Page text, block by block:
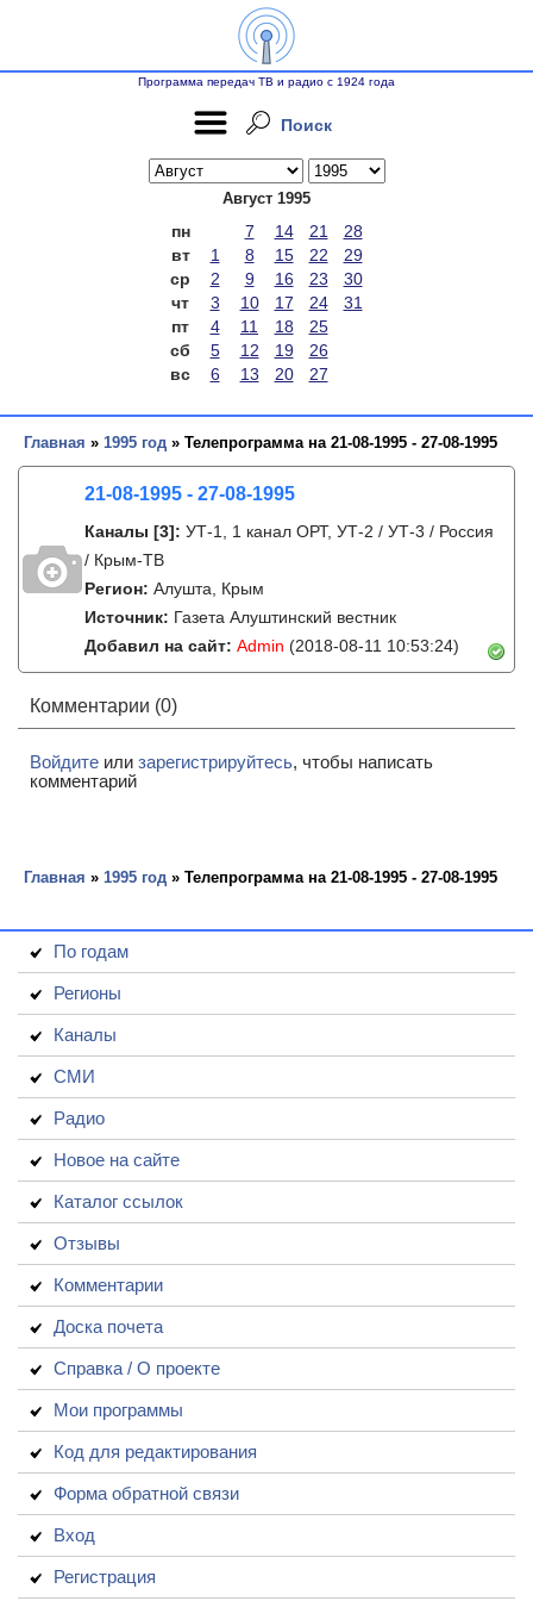
Программа передач ТВ и радио с 1924 года
Поиск
Август 1995
пн 7 14 21
28
вт
1 8 15 22
29
ср
2 9 16 23
30
чт
3 10 17 24
31
пт
4 11 18
25
сб
5 12 19
26
вс
6 13 20 27
Главная » 1995 год » Телепрограмма на 21-08-1995 - 27-08-1995
21-08-1995 - 27-08-1995
Каналы [3]: УТ-1, 1 канал ОРТ, УТ-2 / УТ-3 / Россия
/ Крым-ТВ
Регион: Алушта, Крым
Источник: Газета Алуштинский вестник
Добавил на сайт: Admin (2018-08-11 10:53:24)
Комментарии (0)
Войдите или зарегистрируйтесь, чтобы написать
комментарий
Главная » 1995 год » Телепрограмма на 21-08-1995 - 27-08-1995
По годам
Регионы
Каналы
СМИ
Радио
Новое на сайте
Каталог ссылок
Отзывы
Комментарии
Доска почета
Справка / О проекте
Мои программы
Код для редактирования
Форма обратной связи
Вход
Регистрация